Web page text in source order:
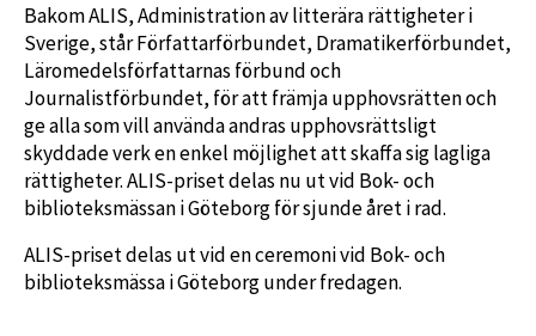
Bakom ALIS, Administration av litterära rättigheter i
Sverige, står Författarförbundet, Dramatikerförbundet,
Läromedelsförfattarnas förbund och
Journalistförbundet, för att främja upphovsrätten och
ge alla som vill använda andras upphovsrättsligt
skyddade verk en enkel möjlighet att skaffa sig lagliga
rättigheter. ALIS-priset delas nu ut vid Bok- och
biblioteksmässan i Göteborg för sjunde året i rad.
ALIS-priset delas ut vid en ceremoni vid Bok- och
biblioteksmässa i Göteborg under fredagen.